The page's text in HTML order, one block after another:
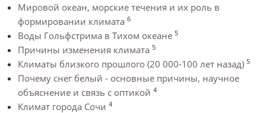
Мировой океан, морские течения и их роль в
формировании климата 6
Воды Гольфстрима в Тихом океане 5
Причины изменения климата 5
Климаты близкого прошлого (20 000-100 лет назад) 5
Почему снег белый - основные причины, научное
объяснение и связь с оптикой 4
Климат города Сочи 4